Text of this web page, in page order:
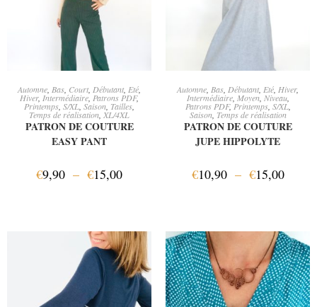
CHOIX DES OPTIONS
Automne Bas Court Débutant Eté
Hiver, Intermédiaire, Patrons PDF,
Printemps S/XL Saison Tailles
Temps de réalisation XL/4XL
PATRON DE COUTURE
EASY PANT
€9,90 – €15,00
CHOIX DES OPTIONS
Automne Bas Débutant Eté Hiver,
Intermédiaire, Moyen, Niveau,
Patrons PDF,Printemps, S/XL,
Saison, Temps de réalisation
PATRON DE COUTURE
JUPE HIPPOLYTE
€10,90 – €15,00